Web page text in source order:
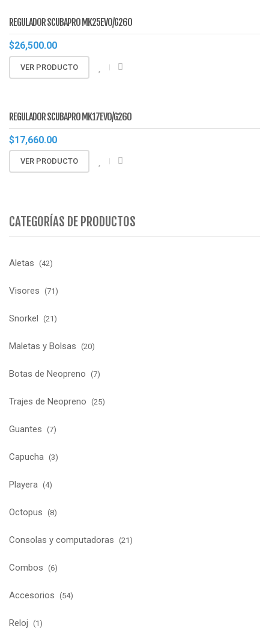
REGULADOR SCUBAPRO MK25EVO/G260
$26,500.00
VER PRODUCTO
REGULADOR SCUBAPRO MK17EVO/G260
$17,660.00
VER PRODUCTO
CATEGORÍAS DE PRODUCTOS
Aletas (42)
Visores (71)
Snorkel (21)
Maletas y Bolsas (20)
Botas de Neopreno (7)
Trajes de Neopreno (25)
Guantes (7)
Capucha (3)
Playera (4)
Octopus (8)
Consolas y computadoras (21)
Combos (6)
Accesorios (54)
Reloj (1)